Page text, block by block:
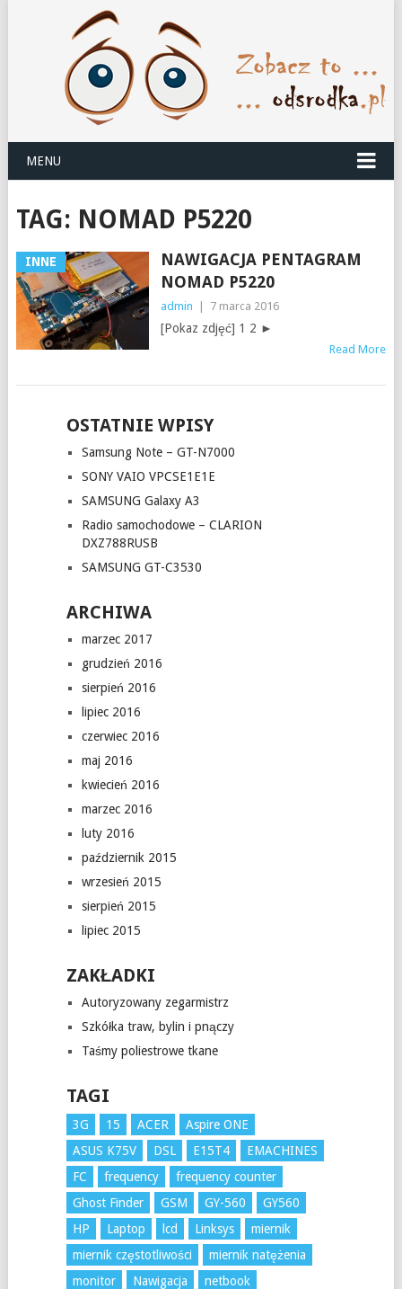
MENU
TAG: NOMAD P5220
INNE
NAWIGACJA PENTAGRAM
NOMAD P5220
admin 7 marca 2016
[Pokaz zdjęć] 1 2 ►
Read More
OSTATNIE WPISY
Samsung Note – GT-N7000
SONY VAIO VPCSE1E1E
SAMSUNG Galaxy A3
Radio samochodowe – CLARION
DXZ788RUSB
SAMSUNG GT-C3530
ARCHIWA
marzec 2017
grudzień 2016
sierpień 2016
lipiec 2016
czerwiec 2016
maj 2016
kwiecień 2016
marzec 2016
luty 2016
październik 2015
wrzesień 2015
sierpień 2015
lipiec 2015
ZAKŁADKI
Autoryzowany zegarmistrz
Szkółka traw, bylin i pnączy
Taśmy poliestrowe tkane
TAGI
3G 15 ACER
Aspire ONE
ASUS K75V
DSL E15T4
EMACHINES
FC
frequency
frequency counter
Ghost Finder
GSM GY-560
GY560
HP
Laptop lcd Linksys
miernik
miernik częstotliwości
miernik natężenia
monitor
Nawigacja
netbook